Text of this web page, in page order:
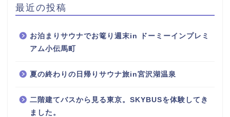
最近の投稿
お泊まりサウナでお篭り週末in ドーミーインプレミ
アム小伝馬町
夏の終わりの日帰りサウナ旅in宮沢湖温泉
二階建てバスから見る東京。SKYBUSを体験してき
ました。